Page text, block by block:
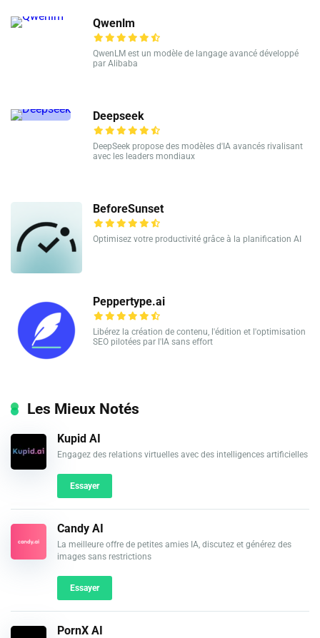
Qwenlm
QwenLM est un modèle de langage avancé développé
par Alibaba
Deepseek
DeepSeek propose des modèles d'IA avancés rivalisant
avec les leaders mondiaux
BeforeSunset
Optimisez votre productivité grâce à la planification AI
Peppertype.ai
Libérez la création de contenu, l'édition et l'optimisation
SEO pilotées par l'IA sans effort
Les Mieux Notés
Kupid AI
Engagez des relations virtuelles avec des intelligences artificielles
Essayer
Candy AI
La meilleure offre de petites amies IA, discutez et générez des
images sans restrictions
Essayer
PornX AI